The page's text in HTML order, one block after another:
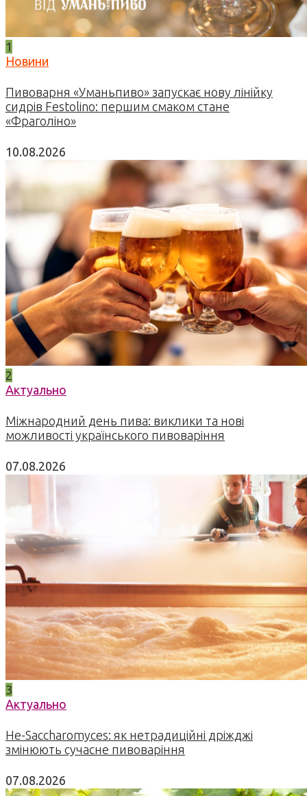
1
Новини
Пивоварня «Уманьпиво» запускає нову лінійку
сидрів Festolino: першим смаком стане
«Фраголіно»
10.08.2026
2
Актуально
Міжнародний день пива: виклики та нові
можливості українського пивоваріння
07.08.2026
3
Актуально
Не-Saccharomyces: як нетрадиційні дріжджі
змінюють сучасне пивоваріння
07.08.2026